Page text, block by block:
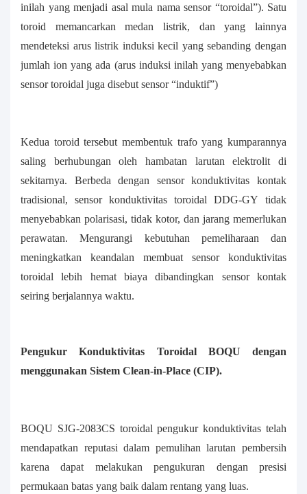
inilah yang menjadi asal mula nama sensor “toroidal”). Satu
toroid memancarkan medan listrik, dan yang lainnya
mendeteksi arus listrik induksi kecil yang sebanding dengan
jumlah ion yang ada (arus induksi inilah yang menyebabkan
sensor toroidal juga disebut sensor “induktif”)
Kedua toroid tersebut membentuk trafo yang kumparannya
saling berhubungan oleh hambatan larutan elektrolit di
sekitarnya. Berbeda dengan sensor konduktivitas kontak
tradisional, sensor konduktivitas toroidal DDG-GY tidak
menyebabkan polarisasi, tidak kotor, dan jarang memerlukan
perawatan. Mengurangi kebutuhan pemeliharaan dan
meningkatkan keandalan membuat sensor konduktivitas
toroidal lebih hemat biaya dibandingkan sensor kontak
seiring berjalannya waktu.
Pengukur Konduktivitas Toroidal BOQU dengan
menggunakan Sistem Clean-in-Place (CIP).
BOQU SJG-2083CS toroidalpengukur konduktivitas telah
mendapatkan reputasi dalam pemulihan larutan pembersih
karena dapat melakukan pengukuran dengan presisi
permukaan batas yang baik dalam rentang yang luas.